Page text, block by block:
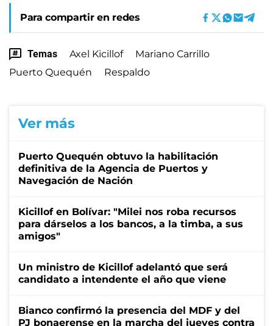
Para compartir en redes
Temas Axel Kicillof
Mariano Carrillo
Puerto Quequén
Respaldo
Ver más
Puerto Quequén obtuvo la habilitación
definitiva de la Agencia de Puertos y
Navegación de Nación
Kicillof en Bolívar: "Milei nos roba recursos
para dárselos a los bancos, a la timba, a sus
amigos"
Un ministro de Kicillof adelantó que será
candidato a intendente el año que viene
Bianco confirmó la presencia del MDF y del
PJ bonaerense en la marcha del jueves contra